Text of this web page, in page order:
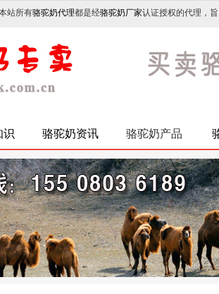
站所有骆驼奶代理都是经骆驼奶厂家认证授权的代理，
识 骆驼奶资讯 骆驼奶产品